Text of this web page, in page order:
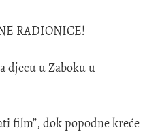
RADIONICE!
djecu u Zaboku u
film”, dok popodne kreće